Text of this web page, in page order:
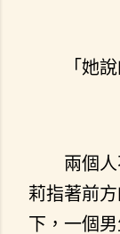
「她
兩個
莉指著前
下，一個